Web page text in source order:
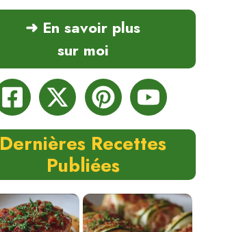
➜ En savoir plus
sur moi
Dernières Recettes
Publiées